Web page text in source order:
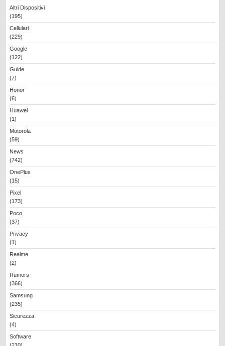
Altri Dispositivi
(195)
Cellulari
(229)
Google
(122)
Guide
(7)
Honor
(6)
Huawei
(1)
Motorola
(59)
News
(742)
OnePlus
(15)
Pixel
(173)
Poco
(37)
Privacy
(1)
Realme
(2)
Rumors
(366)
Samsung
(235)
Sicurezza
(4)
Software